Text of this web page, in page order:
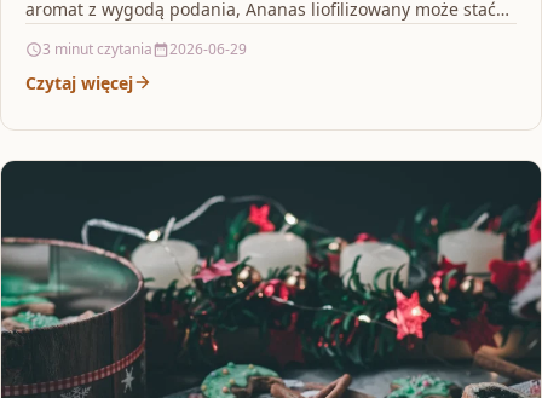
aromat z wygodą podania, Ananas liofilizowany może stać
3 minut czytania 2026-06-29
Czytaj więcej